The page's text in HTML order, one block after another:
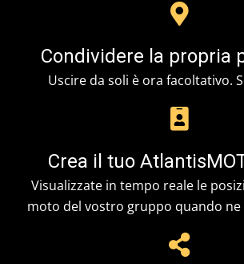
Condividere la propria
Uscire da soli è ora facoltativo.
Crea il tuo
Visualizzate in tempo reale le
moto del vostro gruppo quando ne